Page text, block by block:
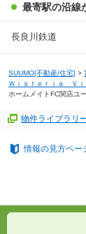
最寄駅の沿線
長良川鉄道
SUUMO[不動産/住宅] >
Ｗｉｓｔｅｒｉａ Ｖｉ
ホームメイトFC関店ユ
物件ライブラリ
情報の見方ペー